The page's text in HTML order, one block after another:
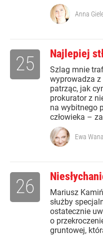
Anna
Najlepiej
Szlag mnie
wyprowadza z
patrząc, jak
prokurator z
na wybitnego
człowieka –
25
Ewa
Mariusz
służby
ostatecznie
o
gruntowej,
26